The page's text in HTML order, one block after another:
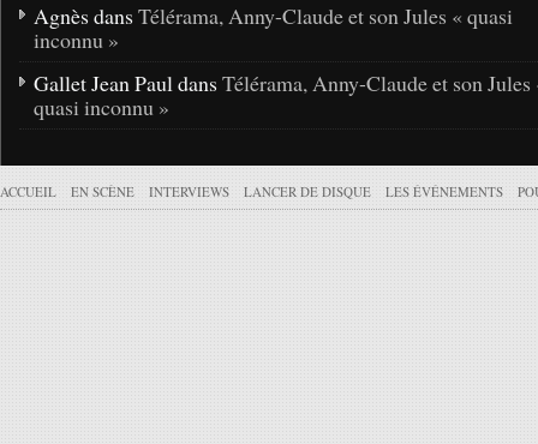
Agnès dans Télérama, Anny-Claude et son Jules « quasi
inconnu »
Gallet Jean Paul dans Télérama, Anny-Claude et son Jules
quasi inconnu »
ACCUEIL EN SCÈNE INTERVIEWS LANCER DE DISQUE LES ÉVÉNEMENTS